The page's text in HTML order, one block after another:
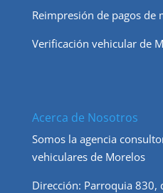
Reimpresión de pagos de
Verificación vehicular de
Acerca de Nosotros
Somos la agencia
vehiculares de Morelos
Dirección: Parroquia 830,